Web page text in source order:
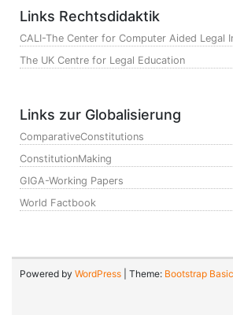
Links Rechtsdidaktik
CALI-The Center for Computer Aided Legal
The UK Centre for Legal Education
Links zur Globalisierung
ComparativeConstitutions
ConstitutionMaking
GIGA-Working Papers
World Factbook
Powered by WordPress | Theme: Bootstrap